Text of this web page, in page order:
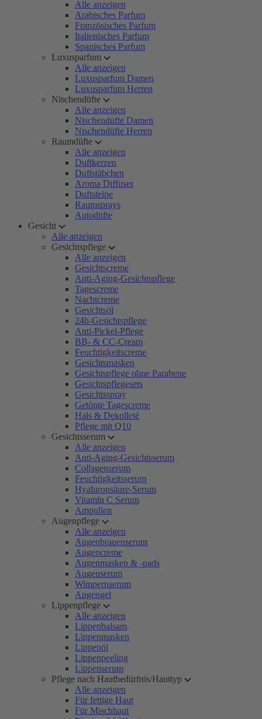
Alle anzeigen
Arabisches Parfum
Französisches Parfum
Italienisches Parfum
Spanisches Parfum
Luxusparfum
Alle anzeigen
Luxusparfum Damen
Luxusparfum Herren
Nischendüfte
Alle anzeigen
Nischendüfte Damen
Nischendüfte Herren
Raumdüfte
Alle anzeigen
Duftkerzen
Duftstäbchen
Aroma Diffuser
Duftsteine
Raumsprays
Autodüfte
Gesicht
Alle anzeigen
Gesichtspflege
Alle anzeigen
Gesichtscreme
Anti-Aging-Gesichtspflege
Tagescreme
Nachtcreme
Gesichtsöl
24h-Gesichtspflege
Anti-Pickel-Pflege
BB- & CC-Cream
Feuchtigkeitscreme
Gesichtsmasken
Gesichtspflege ohne Parabene
Gesichtspflegesets
Gesichtsspray
Getönte Tagescreme
Hals & Dekolleté
Pflege mit Q10
Gesichtsserum
Alle anzeigen
Anti-Aging-Gesichtsserum
Collagenserum
Feuchtigkeitsserum
Hyaluronsäure-Serum
Vitamin C Serum
Ampullen
Augenpflege
Alle anzeigen
Augenbrauenserum
Augencreme
Augenmasken & -pads
Augenserum
Wimpernserum
Augengel
Lippenpflege
Alle anzeigen
Lippenbalsam
Lippenmasken
Lippenöl
Lippenpeeling
Lippenserum
Pflege nach Hautbedürfnis/Hauttyp
Alle anzeigen
Für fettige Haut
Für Mischhaut